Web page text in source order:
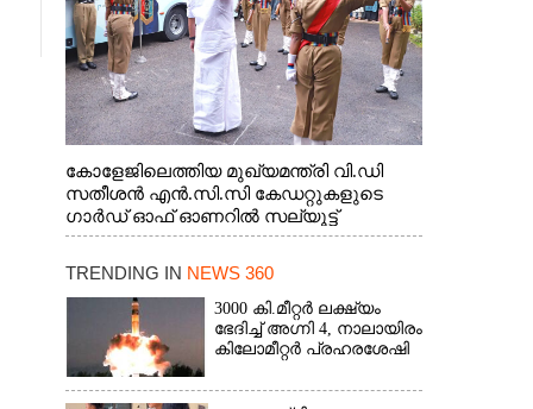
കോളേജിലെത്തിയ മുഖ്യമന്ത്രി വി.ഡി
സതീശൻ എൻ.സി.സി കേഡറ്റുകളുടെ
ഗാർഡ് ഓഫ് ഓണറിൽ സല്യൂട്ട്
നൽകുന്നു
TRENDING IN NEWS 360
3000 കി.മീറ്റർ ലക്ഷ്യം
ഭേദിച്ച് അഗ്നി 4, നാലായിരം
കിലോമീറ്റർ പ്രഹരശേഷി